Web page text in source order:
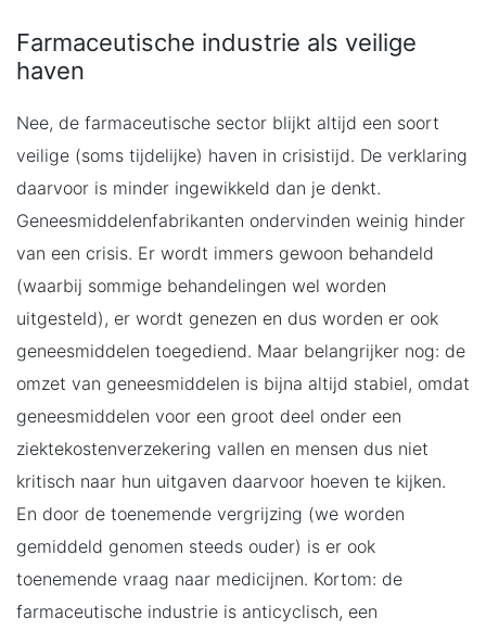
Farmaceutische industrie als veilige
haven
Nee, de farmaceutische sector blijkt altijd een soort
veilige (soms tijdelijke) haven in crisistijd. De verklaring
daarvoor is minder ingewikkeld dan je denkt.
Geneesmiddelenfabrikanten ondervinden weinig hinder
van een crisis. Er wordt immers gewoon behandeld
(waarbij sommige behandelingen wel worden
uitgesteld), er wordt genezen en dus worden er ook
geneesmiddelen toegediend. Maar belangrijker nog: de
omzet van geneesmiddelen is bijna altijd stabiel, omdat
geneesmiddelen voor een groot deel onder een
ziektekostenverzekering vallen en mensen dus niet
kritisch naar hun uitgaven daarvoor hoeven te kijken.
En door de toenemende vergrijzing (we worden
gemiddeld genomen steeds ouder) is er ook
toenemende vraag naar medicijnen. Kortom: de
farmaceutische industrie is anticyclisch, een